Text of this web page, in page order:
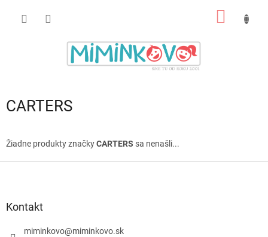
CARTERS
Žiadne produkty značkyCARTERS sa nenašli...
Kontakt
miminkovo@miminkovo.sk